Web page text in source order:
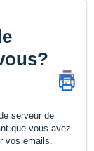
serveur de
que vous avez
vos emails.